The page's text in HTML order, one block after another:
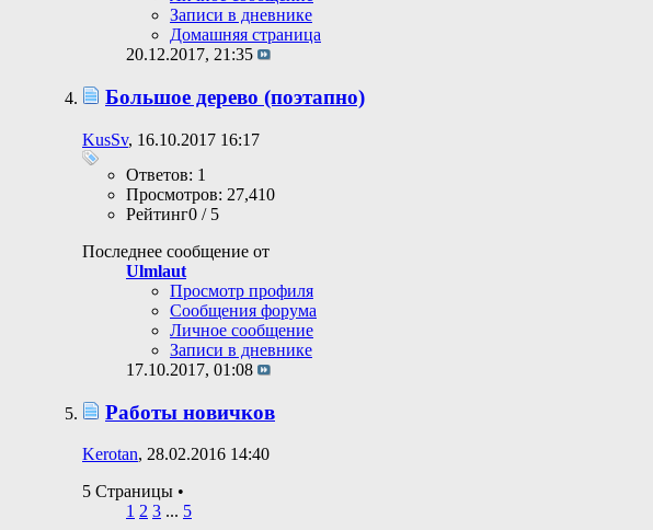
Записи в дневнике
Домашняя страница
20.12.2017, 21:35
Большое дерево (поэтапно)
KusSv, 16.10.2017 16:17
Ответов: 1
Просмотров: 27,410
Рейтинг0 / 5
Последнее сообщение от
Ulmlaut
Просмотр профиля
Сообщения форума
Личное сообщение
Записи в дневнике
17.10.2017, 01:08
Работы новичков
Kerotan, 28.02.2016 14:40
5 Страницы •
1 2 3 ... 5